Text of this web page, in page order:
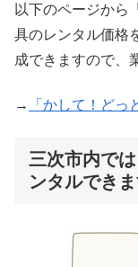
以下のページから
具のレンタル価格
成できますので、
→ 「かして！ど
三次市内で
ンタルでき